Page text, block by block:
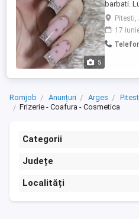
5
barbati.
acord
rezultat
vivo mall)
privat,
Pitesti,
17
Romjob Anunțuri Arges
Frizerie - Coafura - Cosmetica
Categorii
Județe
Localități